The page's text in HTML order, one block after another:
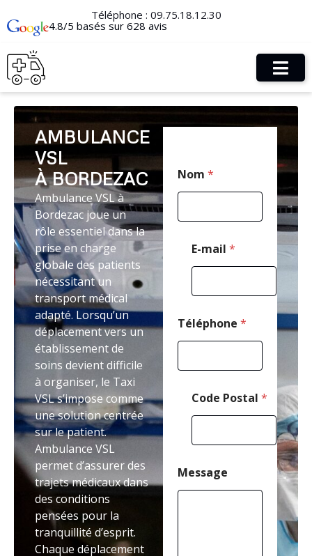
Téléphone : 09.75.18.12.30
4.8/5 basés sur 628 avis
AMBULANCE
VSL
À BORDEZAC
Ambulance VSL à
Bordezac joue un
rôle essentiel dans la
prise en charge
globale des patients
nécessitant un
transport médical
adapté. Lorsqu’un
déplacement vers un
établissement de
soins devient difficile
à organiser, le Taxi
VSL s’impose comme
une solution centrée
sur le patient.
Ambulance VSL
permet d’assurer des
trajets médicaux dans
des conditions
pensées pour la
tranquillité d’esprit.
Chaque déplacement
Nom *
E-mail *
T
é
l
é
p
h
o
e
s
s
e
Téléphone *
Code Postal *
Message